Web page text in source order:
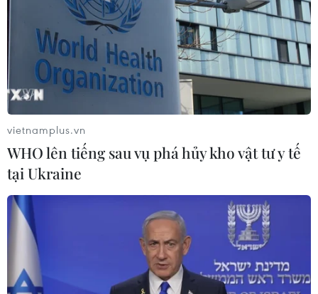
Vụ sạt lở tại Thủy điện Rào Trăng 3: Tìm
thấy thêm 1 thi thể công nhân
16/10/2020 07:21
Hiện thi thể nạn nhân đang được lực lượng chức năng
đưa ra ngoài để làm thủ tục xác định danh tính, sau đó
sẽ bàn giao cho gia đình mai táng.
vietnamplus.vn
WHO lên tiếng sau vụ phá hủy kho vật tư y tế
tại Ukraine